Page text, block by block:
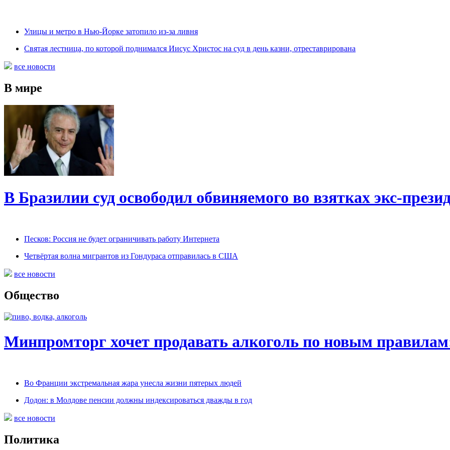
Улицы и метро в Нью-Йорке затопило из-за ливня
Святая лестница, по которой поднимался Иисус Христос на суд в день казни, отреставрирована
все новости
В мире
В Бразилии суд освободил обвиняемого во взятках экс-
Песков: Россия не будет ограничивать работу Интернета
Четвёртая волна мигрантов из Гондураса отправилась в США
все новости
Общество
Минпромторг хочет продавать алкоголь по новым
Во Франции экстремальная жара унесла жизни пятерых людей
Додон: в Молдове пенсии должны индексироваться дважды в год
все новости
Политика